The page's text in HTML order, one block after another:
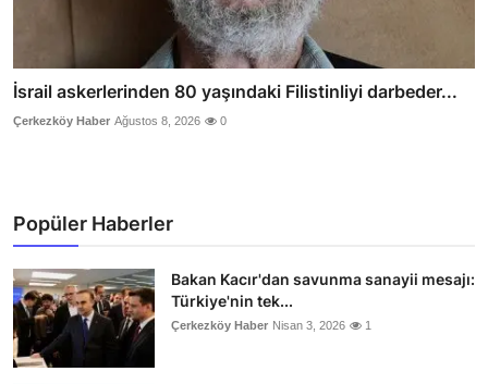
İsrail askerlerinden 80 yaşındaki Filistinliyi darbeder...
Çerkezköy Haber Ağustos 8, 2026 0
Popüler Haberler
Bakan Kacır'dan savunma sanayii mesajı:
Türkiye'nin tek...
Çerkezköy Haber Nisan 3, 2026 1